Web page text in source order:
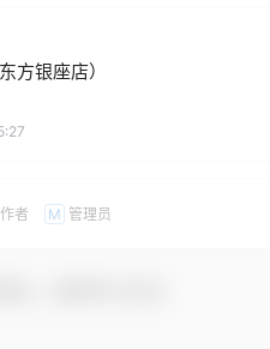
方银座店）
者 M 管理员